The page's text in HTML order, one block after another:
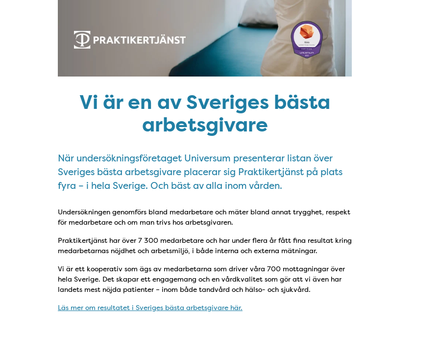
Vi är en av Sveriges bästa
arbetsgivare
När undersökningsföretaget Universum presenterar listan över
Sveriges bästa arbetsgivare placerar sig Praktikertjänst på plats
fyra – i hela Sverige. Och bäst av alla inom vården.
Undersökningen genomförs bland medarbetare och mäter bland annat trygghet, respekt
för medarbetare och om man trivs hos arbetsgivaren.
Praktikertjänst har över 7 300 medarbetare och har under flera år fått fina resultat kring
medarbetarnas nöjdhet och arbetsmiljö, i både interna och externa mätningar.
Vi är ett kooperativ som ägs av medarbetarna som driver våra 700 mottagningar över
hela Sverige. Det skapar ett engagemang och en vårdkvalitet som gör att vi även har
landets mest nöjda patienter – inom både tandvård och hälso- och sjukvård.
Läs mer om resultatet i Sveriges bästa arbetsgivare här.